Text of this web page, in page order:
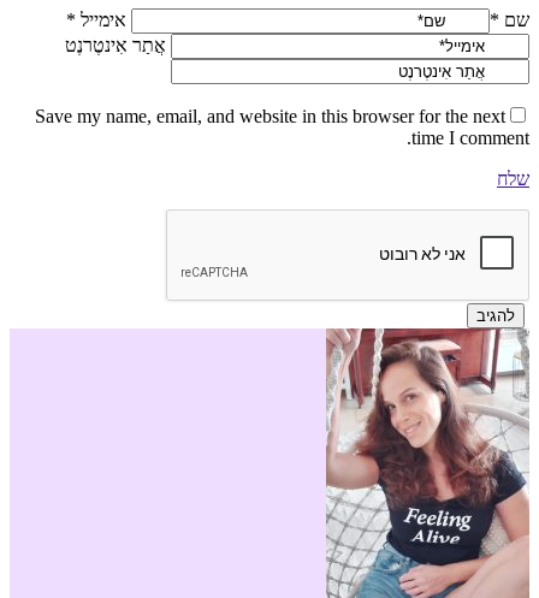
שם *
אימייל *
אֲתַר אִינטֶרנֶט
Save my name, email, and website in this browser for the next
time I comment.
שלח